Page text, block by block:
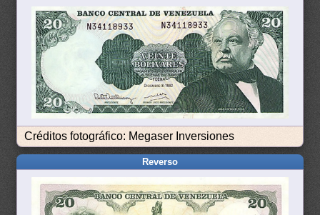
Créditos fotográfico: Megaser Inversiones
Reverso